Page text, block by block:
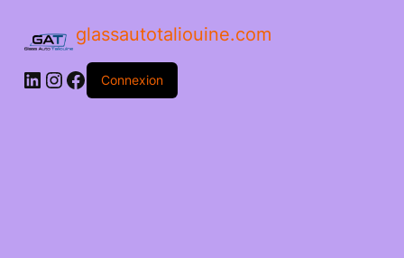
glassautotaliouine.com
Connexion